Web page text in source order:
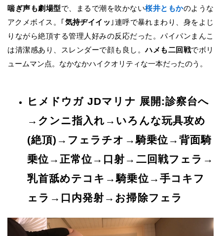
喘ぎ声も劇場型で、まるで潮を吹かない桜井ともかのような
アクメボイス。｢気持ヂイイッ ｣連呼で暴れまわり、身をよじ
りながら絶頂する管理人好みの反応だった。パイパンまんこ
は清潔感あり、スレンダーで顔も良し。ハメも二回戦でボリ
ュームマン点。なかなかハイクオリティな一本だったのう。
ヒメドウガ JDマリナ 展開:診察台へ
→クンニ指入れ→いろんな玩具攻め
(絶頂)→フェラチオ→騎乗位→背面騎
乗位→正常位→口射→二回戦フェラ→
乳首舐めテコキ→騎乗位→手コキフ
ェラ→口内発射→お掃除フェラ